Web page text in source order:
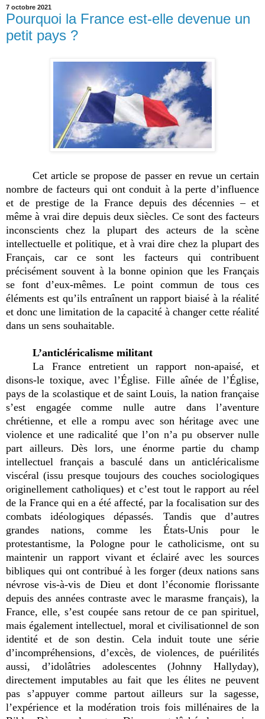
7 octobre 2021
Pourquoi la France est-elle devenue un
petit pays ?
Cet article se propose de passer en revue un certain
nombre de facteurs qui ont conduit à la perte d’influence
et de prestige de la France depuis des décennies – et
même à vrai dire depuis deux siècles. Ce sont des facteurs
inconscients chez la plupart des acteurs de la scène
intellectuelle et politique, et à vrai dire chez la plupart des
Français, car ce sont les facteurs qui contribuent
précisément souvent à la bonne opinion que les Français
se font d’eux-mêmes. Le point commun de tous ces
éléments est qu’ils entraînent un rapport biaisé à la réalité
et donc une limitation de la capacité à changer cette réalité
dans un sens souhaitable.
L’anticléricalisme militant
La France entretient un rapport non-apaisé, et
disons-le toxique, avec l’Église. Fille aînée de l’Église,
pays de la scolastique et de saint Louis, la nation française
s’est engagée comme nulle autre dans l’aventure
chrétienne, et elle a rompu avec son héritage avec une
violence et une radicalité que l’on n’a pu observer nulle
part ailleurs. Dès lors, une énorme partie du champ
intellectuel français a basculé dans un anticléricalisme
viscéral (issu presque toujours des couches sociologiques
originellement catholiques) et c’est tout le rapport au réel
de la France qui en a été affecté, par la focalisation sur des
combats idéologiques dépassés. Tandis que d’autres
grandes nations, comme les États-Unis pour le
protestantisme, la Pologne pour le catholicisme, ont su
maintenir un rapport vivant et éclairé avec les sources
bibliques qui ont contribué à les forger (deux nations sans
névrose vis-à-vis de Dieu et dont l’économie florissante
depuis des années contraste avec le marasme français), la
France, elle, s’est coupée sans retour de ce pan spirituel,
mais également intellectuel, moral et civilisationnel de son
identité et de son destin. Cela induit toute une série
d’incompréhensions, d’excès, de violences, de puérilités
aussi, d’idolâtries adolescentes (Johnny Hallyday),
directement imputables au fait que les élites ne peuvent
pas s’appuyer comme partout ailleurs sur la sagesse,
l’expérience et la modération trois fois millénaires de la